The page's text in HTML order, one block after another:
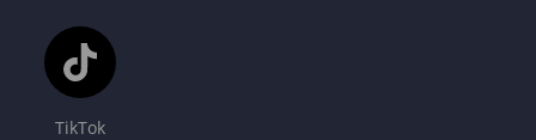
TikTok